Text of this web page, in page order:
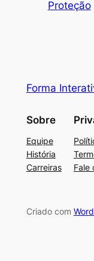
Proteção
Forma
Sobre
Equipe
História
Carreiras
Fale
Criado com